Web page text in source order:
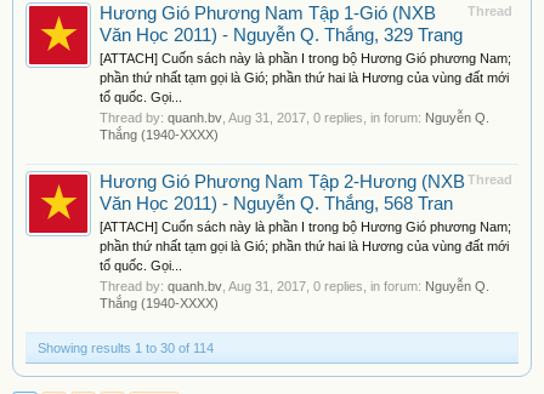
Thread
Hương Gió Phương Nam Tập 1-Gió (NXB
Văn Học 2011) - Nguyễn Q. Thắng, 329 Trang
[ATTACH] Cuốn sách này là phần I trong bộ Hương Gió phương Nam;
phần thứ nhất tạm gọi là Gió; phần thứ hai là Hương của vùng đất mới
tổ quốc. Gọi...
Thread by: quanh.bv Aug 31, 2017 , 0 replies, in forum: Nguyễn Q.
Thắng (1940-XXXX)
Thread
Hương Gió Phương Nam Tập 2-Hương (NXB
Văn Học 2011) - Nguyễn Q. Thắng, 568 Tran
[ATTACH] Cuốn sách này là phần I trong bộ Hương Gió phương Nam;
phần thứ nhất tạm gọi là Gió; phần thứ hai là Hương của vùng đất mới
tổ quốc. Gọi...
Thread by: quanh.bv Aug 31, 2017 , 0 replies, in forum: Nguyễn Q.
Thắng (1940-XXXX)
Showing results 1 to 30 of 114